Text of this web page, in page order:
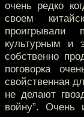
очень редко
своем
проигрывали
культурным и
собственно
поговорка
свойственная
не делают
войну”. Очень